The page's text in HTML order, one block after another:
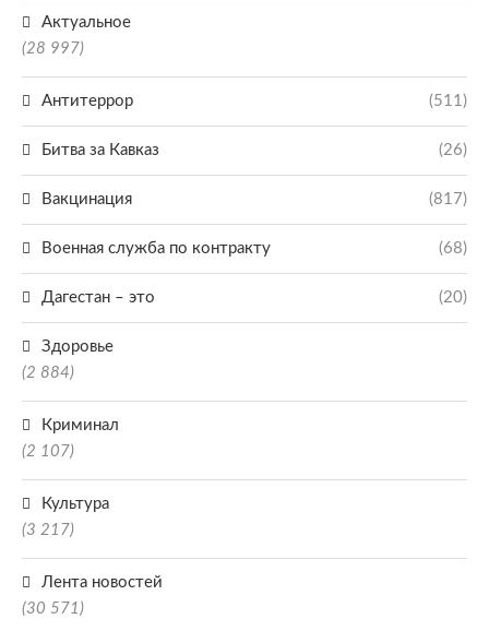
Актуальное
(28 997)
Антитеррор (511)
Битва за Кавказ (26)
Вакцинация (817)
Военная служба по контракту (68)
Дагестан – это (20)
Здоровье
(2 884)
Криминал
(2 107)
Культура
(3 217)
Лента новостей
(30 571)